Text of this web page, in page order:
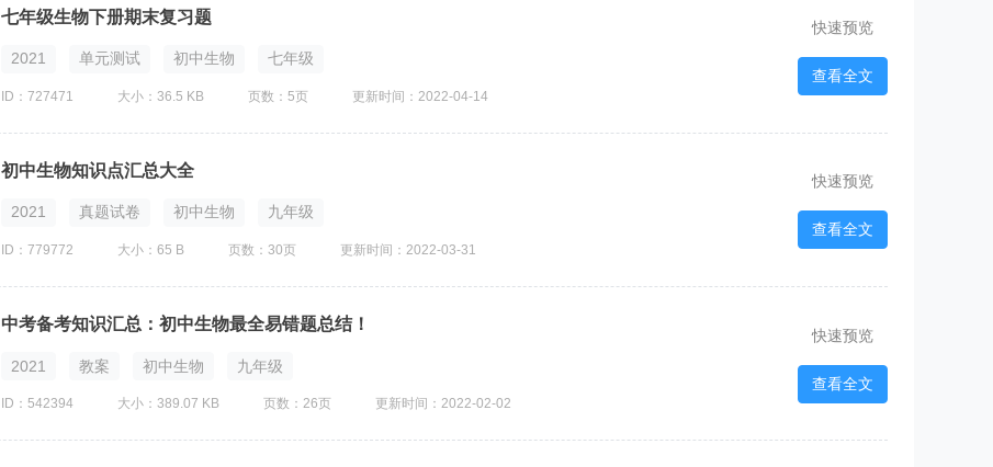
七年级生物下册期末复习题
2021 单元测试 初中生物 七年级
ID：727471 大小：36.5 KB 页数：5页 更新时间：2022-04-14
快速预览
查看全文
初中生物知识点汇总大全
2021 真题试卷 初中生物 九年级
ID：779772 大小：65 B 页数：30页 更新时间：2022-03-31
快速预览
查看全文
中考备考知识汇总：初中生物最全易错题总结！
2021 教案 初中生物 九年级
ID：542394 大小：389.07 KB 页数：26页 更新时间：2022-02-02
快速预览
查看全文